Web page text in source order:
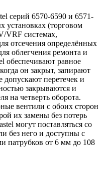
серий 6570-6590 и 6571-
установках (торговом
VRF системах,
отсечения определённых
облегчения ремонта и
обеспечивают равное
он закрыт, запирают
допускают перетечек и
закрываются и
на четверть оборота.
вентили с обоих сторон
их замены без потерь
могут поставляться со
без него и доступны с
патрубков от 6 мм до 108